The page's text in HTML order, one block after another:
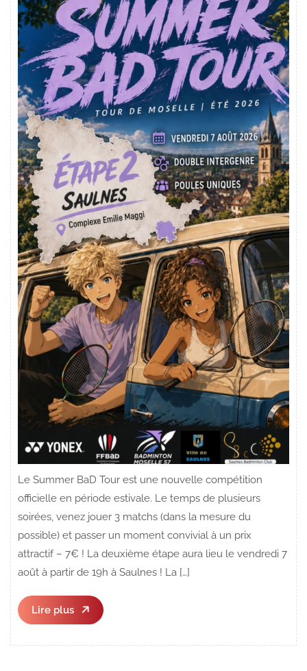
Le Summer BaD Tour est une nouvelle compétition
officielle en période estivale. Le temps de plusieurs
soirées, venez jouer 3 matchs (dans la mesure du
possible) et passer un moment convivial à un prix
attractif – 7€ ! La deuxième étape aura lieu le vendredi 7
août à partir de 19h à Saulnes ! La […]
Lire plus
Lire
plus